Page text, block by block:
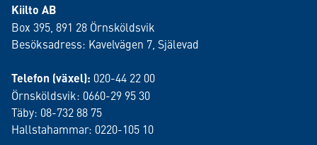
Kiilto AB
Box 395, 891 28 Örnsköldsvik
Besöksadress: Kavelvägen 7, Själevad
Telefon (växel): 020-44 22 00
Örnsköldsvik: 0660-29 95 30
Täby: 08-732 88 75
Hallstahammar: 0220-105 10